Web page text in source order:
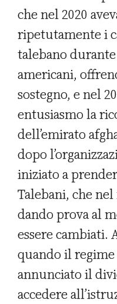
che nel 2020
ripetutamente i
talebano
americani,
sostegno, e nel
entusiasmo la
dell’emirato
dopo
iniziato a
Talebani, che
dando prova al
essere cambiati.
quando il
annunciato il
accedere